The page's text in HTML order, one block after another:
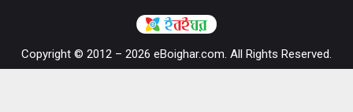
Copyright © 2012 – 2026 eBoighar.com. All Rights Reserved.